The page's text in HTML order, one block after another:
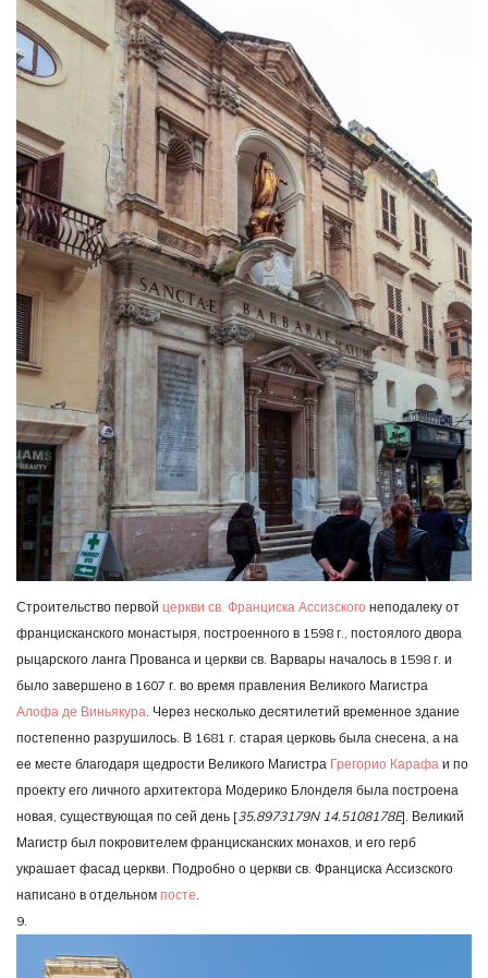
Строительство первой церкви св. Франциска Ассизского неподалеку от
францисканского монастыря, построенного в 1598 г., постоялого двора
рыцарского ланга Прованса и церкви св. Варвары началось в 1598 г. и
было завершено в 1607 г. во время правления Великого Магистра
Алофа де Виньякура. Через несколько десятилетий временное здание
постепенно разрушилось. В 1681 г. старая церковь была снесена, а на
ее месте благодаря щедрости Великого Магистра Грегорио Карафа и по
проекту его личного архитектора Модерико Блонделя была построена
новая, существующая по сей день [35.8973179N 14.5108178E]. Великий
Магистр был покровителем францисканских монахов, и его герб
украшает фасад церкви. Подробно о церкви св. Франциска Ассизского
написано в отдельном посте.
9.